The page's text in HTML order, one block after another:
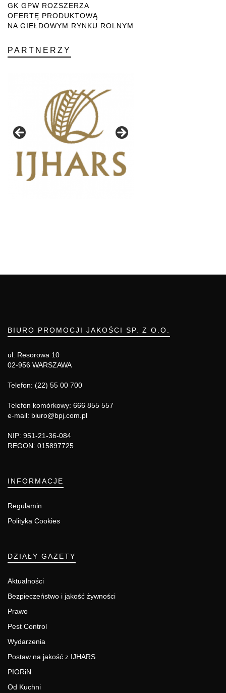
GK GPW ROZSZERZA
OFERTĘ PRODUKTOWĄ
NA GIEŁDOWYM RYNKU ROLNYM
PARTNERZY
BIURO PROMOCJI JAKOŚCI SP. Z O.O.
ul. Resorowa 10
02-956 WARSZAWA
Telefon: (22) 55 00 700
Telefon komórkowy: 666 855 557
e-mail: biuro@bpj.com.pl
NIP: 951-21-36-084
REGON: 015897725
INFORMACJE
Regulamin
Polityka Cookies
DZIAŁY GAZETY
Aktualności
Bezpieczeństwo i jakość żywności
Prawo
Pest Control
Wydarzenia
Postaw na jakość z IJHARS
PIORiN
Od Kuchni